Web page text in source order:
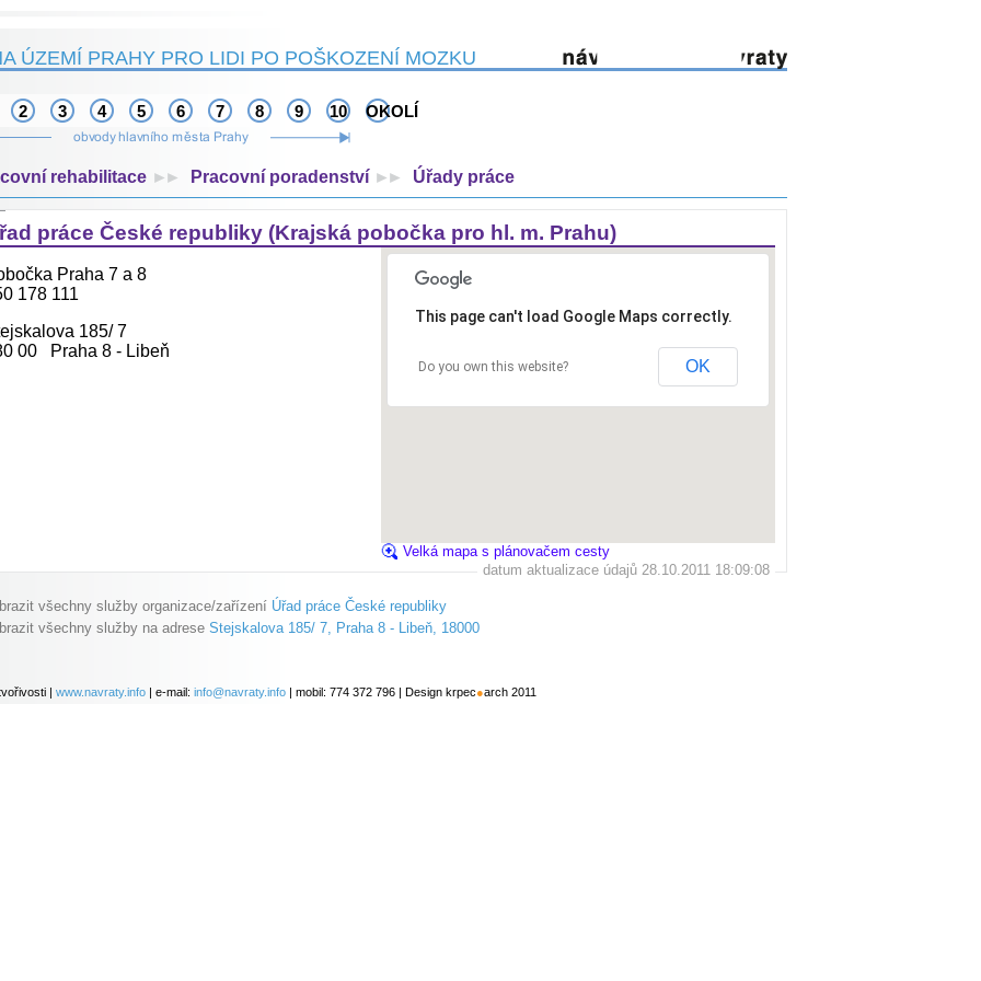
ÚZEMÍ PRAHY PRO LIDI PO POŠKOZENÍ MOZKU
2 3 4 5 6 7 8 9 10 OKOLÍ
rehabilitace ►► Pracovní poradenství ►► Úřady práce
datum aktualizace údajů 28.10.2011 18:09:08
práce České republiky (Krajská pobočka pro hl. m. Prahu)
This page can't load Google Maps correctly.
Do you own this website? OK
Velká mapa s plánovačem cesty
Praha 7 a 8
178 111
185/ 7
00 Praha 8 - Libeň
všechny služby organizace/zařízení Úřad práce České republiky
všechny služby na adrese Stejskalova 185/ 7, Praha 8 - Libeň, 18000
| www.navraty.info| e-mail: info@navraty.info| mobil: 774 372 796 | Design krpec●arch 2011